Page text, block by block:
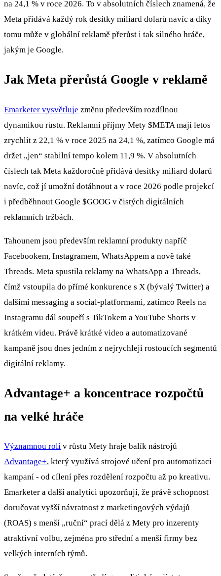
na 24,1 % v roce 2026. To v absolutních číslech znamená, že
Meta přidává každý rok desítky miliard dolarů navíc a díky
tomu může v globální reklamě přerůst i tak silného hráče,
jakým je Google.
Jak Meta přerůstá Google v reklamě
Emarketer vysvětluje změnu především rozdílnou
dynamikou růstu. Reklamní příjmy Mety $META mají letos
zrychlit z 22,1 % v roce 2025 na 24,1 %, zatímco Google má
držet „jen“ stabilní tempo kolem 11,9 %. V absolutních
číslech tak Meta každoročně přidává desítky miliard dolarů
navíc, což jí umožní dotáhnout a v roce 2026 podle projekcí
i předběhnout Google $GOOG v čistých digitálních
reklamních tržbách.
Tahounem jsou především reklamní produkty napříč
Facebookem, Instagramem, WhatsAppem a nově také
Threads. Meta spustila reklamy na WhatsApp a Threads,
čímž vstoupila do přímé konkurence s X (bývalý Twitter) a
dalšími messaging a social‑platformami, zatímco Reels na
Instagramu dál soupeří s TikTokem a YouTube Shorts v
krátkém videu. Právě krátké video a automatizované
kampaně jsou dnes jedním z nejrychleji rostoucích segmentů
digitální reklamy.
Advantage+ a koncentrace rozpočtů
na velké hráče
Významnou roli v růstu Mety hraje balík nástrojů
Advantage+, který využívá strojové učení pro automatizaci
kampaní - od cílení přes rozdělení rozpočtu až po kreativu.
Emarketer a další analytici upozorňují, že právě schopnost
doručovat vyšší návratnost z marketingových výdajů
(ROAS) s menší „ruční“ prací dělá z Mety pro inzerenty
atraktivní volbu, zejména pro střední a menší firmy bez
velkých interních týmů.